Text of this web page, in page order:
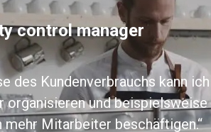
control manager
des Kundenverbrauchs kann ich
organisieren und beispielsweise
Mitarbeiter beschäftigen.“